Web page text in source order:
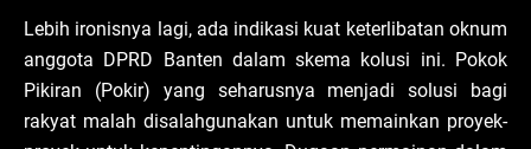
Lebih ironisnya lagi, ada indikasi kuat keterlibatan oknum
anggota DPRD Banten dalam skema kolusi ini. Pokok
Pikiran (Pokir) yang seharusnya menjadi solusi bagi
rakyat malah disalahgunakan untuk memainkan proyek-